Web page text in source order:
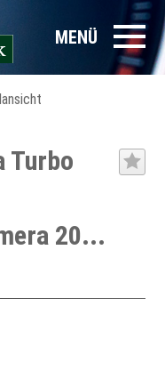
MENÜ
Turbo
20...